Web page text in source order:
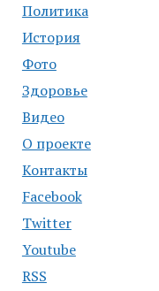
Политика
История
Фото
Здоровье
Видео
О проекте
Контакты
Facebook
Twitter
Youtube
RSS